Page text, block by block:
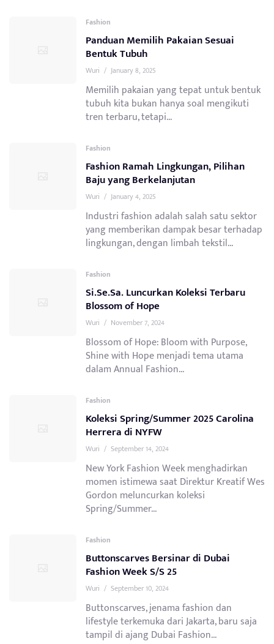
Fashion
Panduan Memilih Pakaian Sesuai
Bentuk Tubuh
Wuri / January 8, 2025
Memilih pakaian yang tepat untuk bentuk
tubuh kita bukan hanya soal mengikuti
tren terbaru, tetapi...
Fashion
Fashion Ramah Lingkungan, Pilihan
Baju yang Berkelanjutan
Wuri / January 4, 2025
Industri fashion adalah salah satu sektor
yang memberikan dampak besar terhadap
lingkungan, dengan limbah tekstil...
Fashion
Si.Se.Sa. Luncurkan Koleksi Terbaru
Blossom of Hope
Wuri / November 7, 2024
Blossom of Hope: Bloom with Purpose,
Shine with Hope menjadi tema utama
dalam Annual Fashion...
Fashion
Koleksi Spring/Summer 2025 Carolina
Herrera di NYFW
Wuri / September 14, 2024
New York Fashion Week menghadirkan
momen istimewa saat Direktur Kreatif Wes
Gordon meluncurkan koleksi
Spring/Summer...
Fashion
Buttonscarves Bersinar di Dubai
Fashion Week S/S 25
Wuri / September 10, 2024
Buttonscarves, jenama fashion dan
lifestyle terkemuka dari Jakarta, baru saja
tampil di ajang Dubai Fashion...